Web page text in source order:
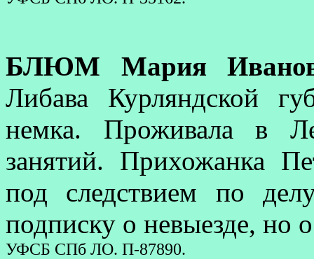
БЛЮМ Мария
Либава Курляндской
немка. Проживала в
занятий. Прихожанка
под следствием по
подписку о невыезде, но
УФСБ СПб ЛО. П-87890.